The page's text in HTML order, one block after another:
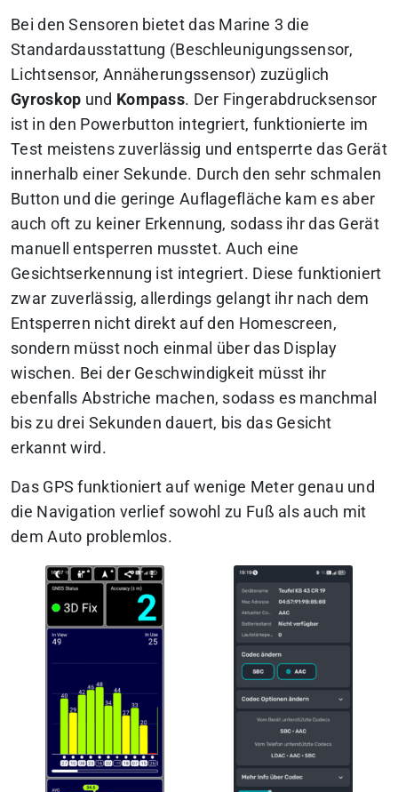
Bei den Sensoren bietet das Marine 3 die
Standardausstattung (Beschleunigungssensor,
Lichtsensor, Annäherungssensor) zuzüglich
Gyroskop und Kompass. Der Fingerabdrucksensor
ist in den Powerbutton integriert, funktionierte im
Test meistens zuverlässig und entsperrte das Gerät
innerhalb einer Sekunde. Durch den sehr schmalen
Button und die geringe Auflagefläche kam es aber
auch oft zu keiner Erkennung, sodass ihr das Gerät
manuell entsperren musstet. Auch eine
Gesichtserkennung ist integriert. Diese funktioniert
zwar zuverlässig, allerdings gelangt ihr nach dem
Entsperren nicht direkt auf den Homescreen,
sondern müsst noch einmal über das Display
wischen. Bei der Geschwindigkeit müsst ihr
ebenfalls Abstriche machen, sodass es manchmal
bis zu drei Sekunden dauert, bis das Gesicht
erkannt wird.
Das GPS funktioniert auf wenige Meter genau und
die Navigation verlief sowohl zu Fuß als auch mit
dem Auto problemlos.